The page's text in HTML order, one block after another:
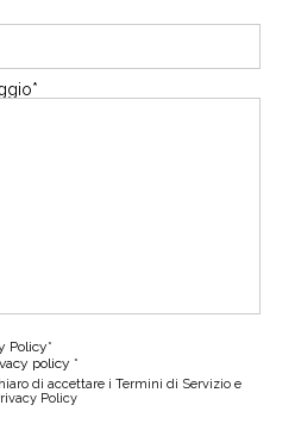
*
Policy*
policy *
di accettare i Termini di Servizio e
Policy